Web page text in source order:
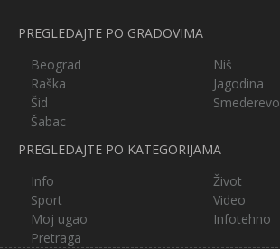
PREGLEDAJTE PO GRADOVIMA
Beograd
Niš
Raška
Jagodina
Šid
Smederevo
Šabac
PREGLEDAJTE PO KATEGORIJAMA
Info
Život
Sport
Video
Moj ugao
Infotehno
Pretraga